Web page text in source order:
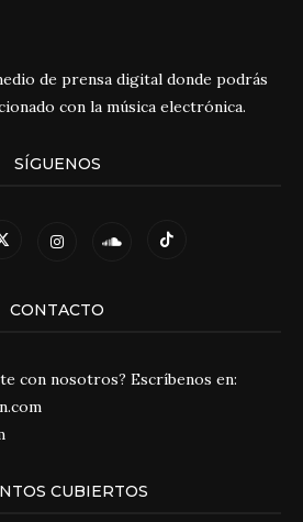
de prensa digital donde podrás
con la música electrónica.
SÍGUENOS
CONTACTO
con nosotros? Escríbenos en:
CUBIERTOS